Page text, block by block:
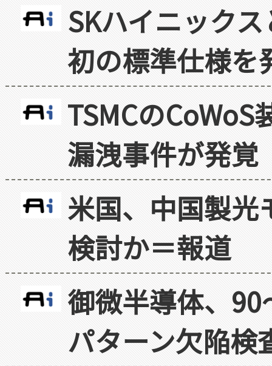
SKハイニック
初の標準仕様を
TSMCの
漏洩事件が発覚
米国、中国製光
検討か＝報道
御微半導体、
パターン欠陥検